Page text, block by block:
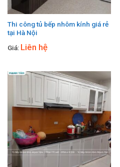
Thi công tủ bếp nhôm kính giá rẻ
tại Hà Nội
Giá: Liên hệ